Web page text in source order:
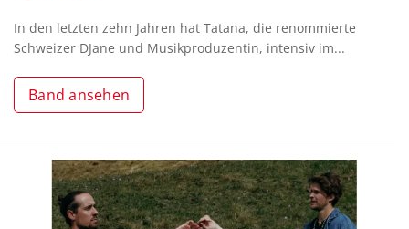
In den letzten zehn Jahren hat Tatana, die renommierte
Schweizer DJane und Musikproduzentin, intensiv im...
Band ansehen